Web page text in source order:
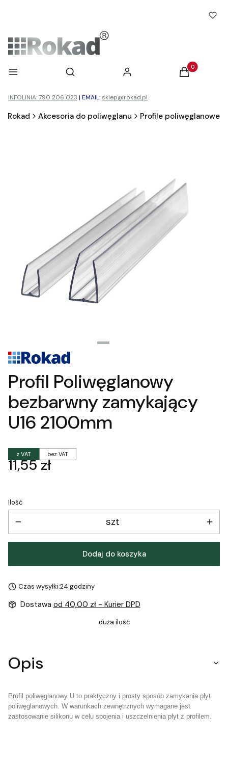
Menu Otwórz wyszukiwarkę
Szukaj Zaloguj się Produkty w
Koszyk
INFOLINIA: 790 206 023 | EMAIL: sklep@rokad.pl
Rokad Akcesoria do poliwęglanu Profile poliwęglanowe
Profil Poliwęglanowy
bezbarwny zamykający
U16 2100mm
z VAT bez VAT
Cena
11,55 zł
Ilość
szt
Dodaj do koszyka
Czas wysyłki:24 godziny
Dostawa od 40,00 zł - Kurier DPD
duża ilość
Opis
Profil poliwęglanowy U to praktyczny i prosty sposób zamykania płyt
poliwęglanowych. W warunkach zewnętrznych wymagane jest
zastosowanie silikonu w celu spojenia i uszczelnienia płyt z profilem.